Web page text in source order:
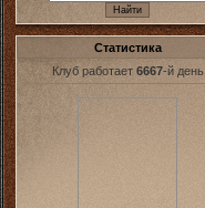
Статистика
Клуб работает 6667-й день